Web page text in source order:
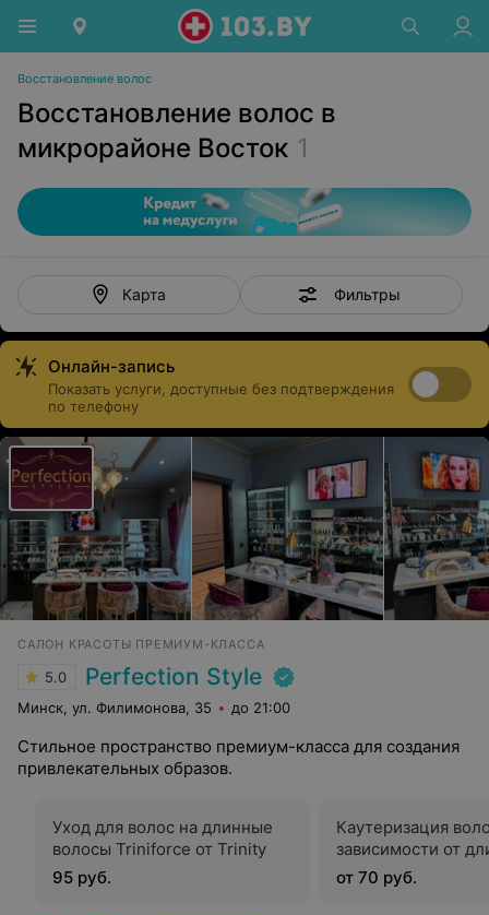
Восстановление волос
Восстановление волос в
микрорайоне Восток 1
Карта Фильтры
Онлайн-запись
Показать услуги, доступные без подтверждения
по телефону
САЛОН КРАСОТЫ ПРЕМИУМ-КЛАССА
5.0 Perfection Style
Минск, ул. Филимонова, 35 до 21:00
Стильное пространство премиум-класса для создания
привлекательных образов.
Уход для волос на длинные
волосы Triniforce от Trinity
95 руб.
Каутеризация
зависимости от
от 70 руб.